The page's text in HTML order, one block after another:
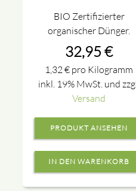
BIO Zertifizierter
organischer Dünger.
32,95€
1,32€ pro Kilogramm
inkl. 19% MwSt. und
Versand
PRODUKT ANSEHEN